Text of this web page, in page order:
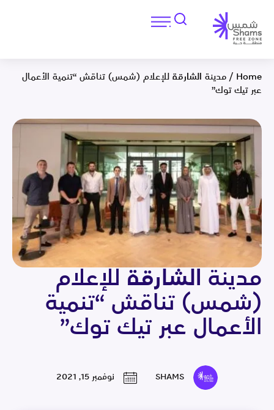
Home
/ مدينة الشارقة للإعلام (شمس) تناقش “تنمية الأعمال
عبر تيك توك”
مدينة الشارقة للإعلام
(شمس) تناقش “تنمية
الأعمال عبر تيك توك”
SHAMS نوفمبر 15, 2021